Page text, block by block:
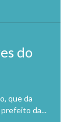
do
que da
da...